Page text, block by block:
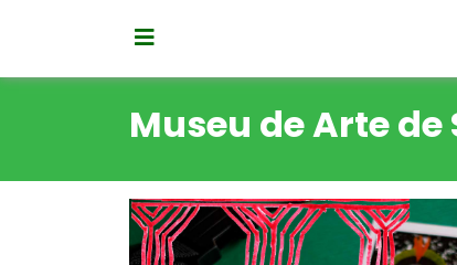
Museu de Arte de